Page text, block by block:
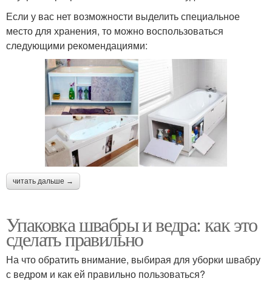
Если у вас нет возможности выделить специальное
место для хранения, то можно воспользоваться
следующими рекомендациями:
читать дальше →
Упаковка швабры и ведра: как это
сделать правильно
На что обратить внимание, выбирая для уборки швабру
с ведром и как ей правильно пользоваться?